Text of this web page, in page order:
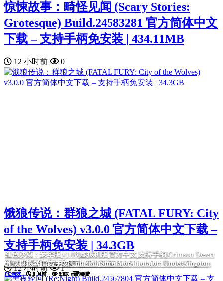
我的26岁女房客：在云端|官方中文|My 26-Year-Old Female Tenant
PC游戏 5 月前 5.6K 免费
黑色灵魂2|官方中文|BLACK SOULS II
PC游戏 5 月前 5.5K 免费
毒织千奈美|官方中文|Chinami Holic
PC游戏 5 月前 2.4K 免费
诈骗园区模拟器: 地下王国/Scam Center Simulator: UnderKingdom
PC游戏 2 月前 2.0K 免费
挂机西游模拟器
PC游戏 5 月前 1.6K 免费
红色沙漠：豪华版|v1.03|虚拟机版|官方中文|支持手柄|Crimson Desert
Deluxe Edition
PC游戏 4 月前 1.1K 免费
卸载模拟器|官方中文|Uninstall Simulator
PC游戏 5 月前 890 免费
惊悚故事：畸怪见闻 (Scary Stories:
Grotesque) Build.24583281 官方简体中文
下载 – 支持手柄免安装 | 434.11MB
12 小时前 0
饿狼传说：群狼之城 (FATAL FURY: City
of the Wolves) v3.0.0 官方简体中文下载 –
支持手柄免安装 | 34.3GB
12 小时前 1